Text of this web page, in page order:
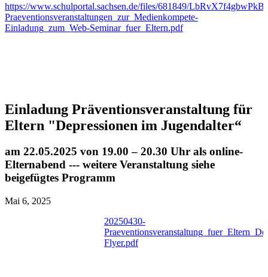
https://www.schulportal.sachsen.de/files/681849/
Praeventionsveranstaltungen_zur_Medienkompete-
Einladung_zum_Web-Seminar_fuer_Eltern.pdf
Einladung Präventionsveranstaltung für
Eltern "Depressionen im Jugendalter“
am 22.05.2025 von 19.00 – 20.30 Uhr als online-
Elternabend --- weitere Veranstaltung siehe
beigefügtes Programm
Mai 6, 2025
20250430-
Flyer.pdf